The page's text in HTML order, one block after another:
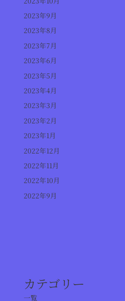
2023年9月
2023年8月
2023年7月
2023年6月
2023年5月
2023年4月
2023年3月
2023年2月
2023年1月
2022年12月
2022年11月
2022年10月
2022年9月
カテゴリー
一覧